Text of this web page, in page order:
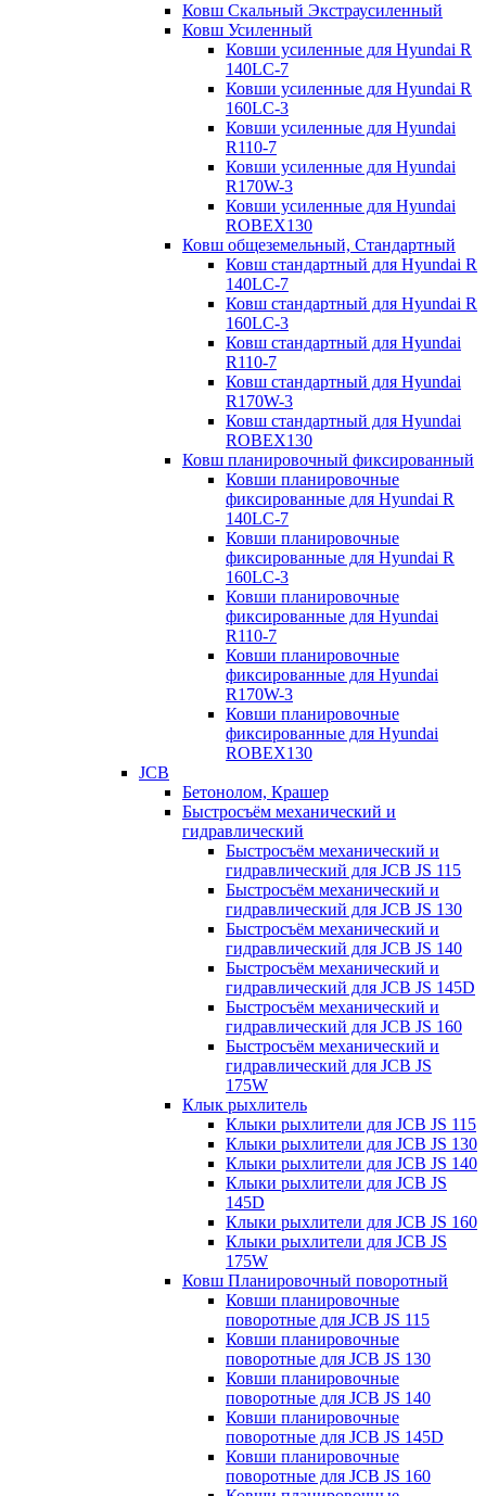
Ковш Скальный Экстраусиленный
Ковш Усиленный
Ковши усиленные для Hyundai R
140LC-7
Ковши усиленные для Hyundai R
160LC-3
Ковши усиленные для Hyundai
R110-7
Ковши усиленные для Hyundai
R170W-3
Ковши усиленные для Hyundai
ROBEX130
Ковш общеземельный, Стандартный
Ковш стандартный для Hyundai R
140LC-7
Ковш стандартный для Hyundai R
160LC-3
Ковш стандартный для Hyundai
R110-7
Ковш стандартный для Hyundai
R170W-3
Ковш стандартный для Hyundai
ROBEX130
Ковш планировочный фиксированный
Ковши планировочные
фиксированные для Hyundai R
140LC-7
Ковши планировочные
фиксированные для Hyundai R
160LC-3
Ковши планировочные
фиксированные для Hyundai
R110-7
Ковши планировочные
фиксированные для Hyundai
R170W-3
Ковши планировочные
фиксированные для Hyundai
ROBEX130
JCB
Бетонолом, Крашер
Быстросъём механический и
гидравлический
Быстросъём механический и
гидравлический для JCB JS 115
Быстросъём механический и
гидравлический для JCB JS 130
Быстросъём механический и
гидравлический для JCB JS 140
Быстросъём механический и
гидравлический для JCB JS 145D
Быстросъём механический и
гидравлический для JCB JS 160
Быстросъём механический и
гидравлический для JCB JS
175W
Клык рыхлитель
Клыки рыхлители для JCB JS 115
Клыки рыхлители для JCB JS 130
Клыки рыхлители для JCB JS 140
Клыки рыхлители для JCB JS
145D
Клыки рыхлители для JCB JS 160
Клыки рыхлители для JCB JS
175W
Ковш Планировочный поворотный
Ковши планировочные
поворотные для JCB JS 115
Ковши планировочные
поворотные для JCB JS 130
Ковши планировочные
поворотные для JCB JS 140
Ковши планировочные
поворотные для JCB JS 145D
Ковши планировочные
поворотные для JCB JS 160